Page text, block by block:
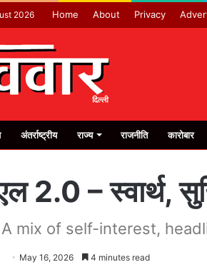
2026 Home About Privacy
अंतर्राष्ट्रीय राज्य राजनीति कारोबार
2.0 – स्वार्थ,
A mix of self-interest,
May 16, 2026 4 minutes read